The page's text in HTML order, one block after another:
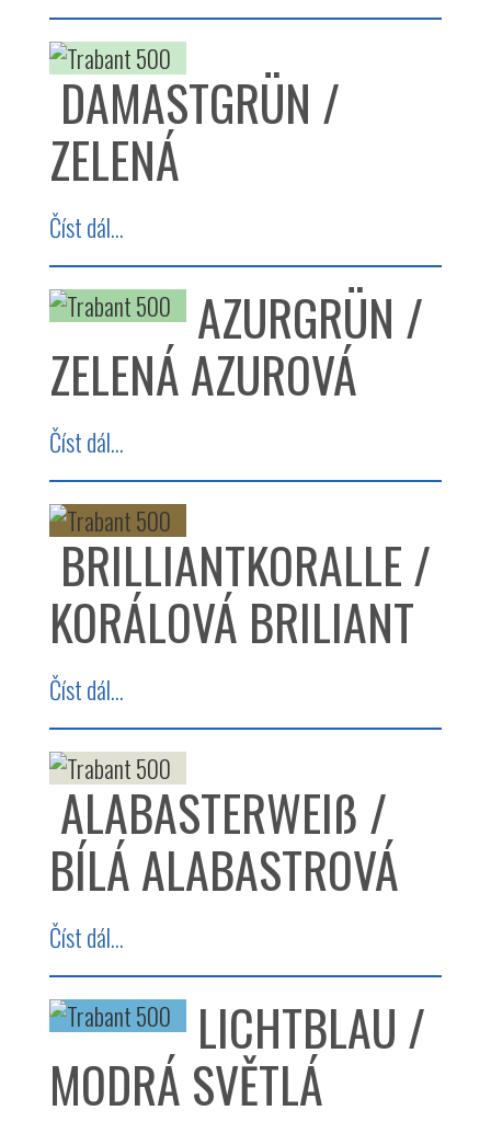
DAMASTGRÜN /
ZELENÁ
Číst dál...
AZURGRÜN /
ZELENÁ AZUROVÁ
Číst dál...
BRILLIANTKORALLE /
KORÁLOVÁ BRILIANT
Číst dál...
ALABASTERWEIß /
BÍLÁ ALABASTROVÁ
Číst dál...
LICHTBLAU /
MODRÁ SVĚTLÁ